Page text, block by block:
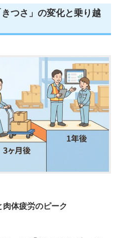
きつさ」の変化と乗り越
肉体疲労のピーク